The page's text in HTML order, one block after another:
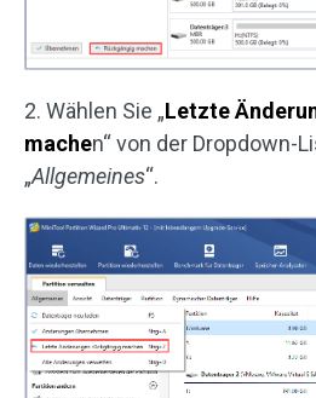
2. Wählen Sie „Letzte
machen“ von der Dropdown-
„Allgemeines“.